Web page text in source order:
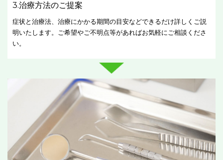
3.治療方法のご提案
症状と治療法、治療にかかる期間の目安などできるだけ詳しくご説
明いたします。ご希望やご不明点等があればお気軽にご相談くださ
い。